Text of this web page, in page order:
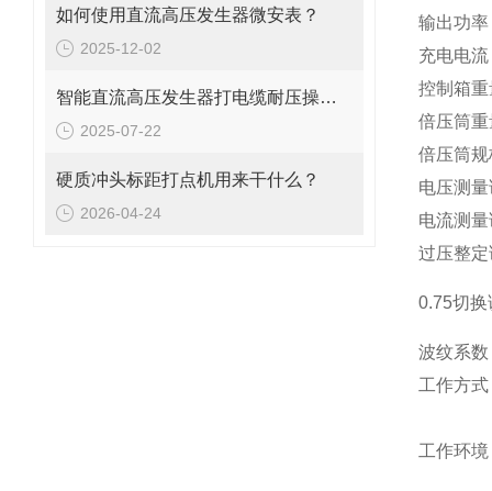
如何使用直流高压发生器微安表？
2025-12-02
智能直流高压发生器打电缆耐压操作步骤
2025-07-22
硬质冲头标距打点机用来干什么？
2026-04-24
输出功率
充电电
控制箱
倍压筒
倍压筒
电压测
电流测
过压整
0.75切换
波纹系数
工作方式
工作环境